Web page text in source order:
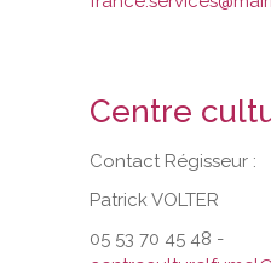
Centre
Contact Régisseur :
Patrick VOLTER
05 53 70 45 48 -